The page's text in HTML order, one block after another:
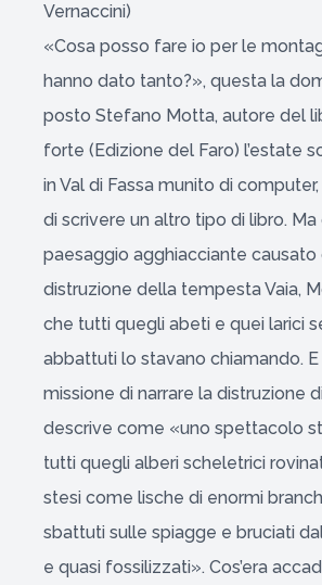
Vernaccini)
«Cosa posso fare io per le
hanno dato tanto?», questa la
posto Stefano Motta, autore del
forte (Edizione del Faro) l’estate
in Val di Fassa munito di
di scrivere un altro tipo di libro.
paesaggio agghiacciante causato
distruzione della tempesta Vaia,
che tutti quegli abeti e quei larici
abbattuti lo stavano chiamando.
missione di narrare la distruzione
descrive come «uno spettacolo
tutti quegli alberi scheletrici
stesi come lische di enormi
sbattuti sulle spiagge e bruciati
e quasi fossilizzati». Cos’era